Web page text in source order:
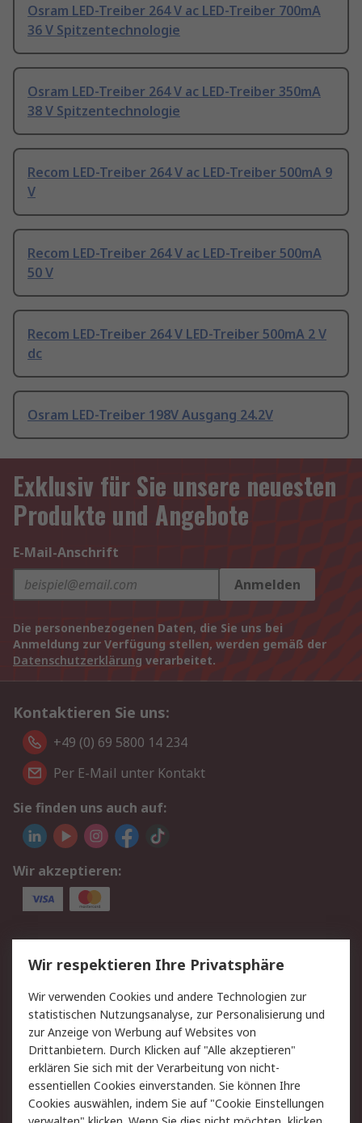
Osram LED-Treiber 264 V ac LED-Treiber 700mA
36 V Spitzentechnologie
Osram LED-Treiber 264 V ac LED-Treiber 350mA
38 V Spitzentechnologie
Recom LED-Treiber 264 V ac LED-Treiber 500mA 9
V
Recom LED-Treiber 264 V ac LED-Treiber 500mA
50 V
Recom LED-Treiber 264 V LED-Treiber 500mA 2 V
dc
Osram LED-Treiber 198V Ausgang 24.2V
Exklusiv für Sie unsere neuesten
Produkte und Angebote
E-Mail-Anschrift
Anmelden
Die personenbezogenen Daten, die Sie uns bei
Anmeldung zur Verfügung stellen, werden gemäß der
Datenschutzerklärung verarbeitet.
Kontaktieren Sie uns:
+49 (0) 69 5800 14 234
Per E-Mail unter Kontakt
Sie finden uns auch auf:
Wir akzeptieren:
Service
Value Added Services
Lieferlösungen
Rücksendungen
Kontakt
Hilfe
Privatkunden
Rechtliches
AGB
Datenschutz
Cookie-Richtlinie
Zahlungsbedingungen
Wir respektieren Ihre Privatsphäre
Wir verwenden Cookies und andere Technologien zur
statistischen Nutzungsanalyse, zur Personalisierung und
zur Anzeige von Werbung auf Websites von
Drittanbietern. Durch Klicken auf "Alle akzeptieren"
erklären Sie sich mit der Verarbeitung von nicht-
essentiellen Cookies einverstanden. Sie können Ihre
Cookies auswählen, indem Sie auf "Cookie Einstellungen